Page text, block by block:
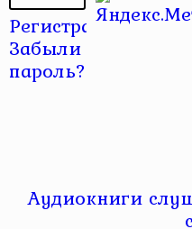
Регистрация |
Забыли
пароль?
Аудиокниги